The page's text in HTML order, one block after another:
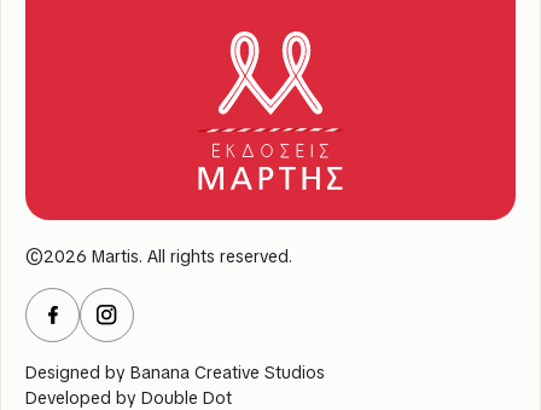
©2026 Martis. All rights reserved.
Designed by Banana Creative Studios
Developed by Double Dot